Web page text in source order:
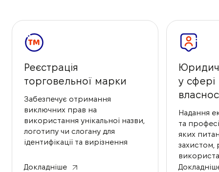
Реєстрація
торговельної марки
Забезпечує отримання
виключних прав на
використання унікальної назви,
логотипу чи слогану для
ідентифікації та вирізнення
ринку.
Докладніше
у сфері
Надання
та
яких
захистом,